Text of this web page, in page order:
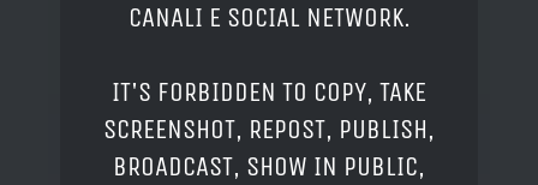
CANALI E SOCIAL NETWORK.
IT'S FORBIDDEN TO COPY, TAKE
SCREENSHOT, REPOST, PUBLISH,
BROADCAST, SHOW IN PUBLIC,